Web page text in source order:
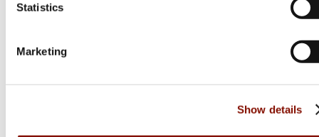
Statistics
Marketing
Show details